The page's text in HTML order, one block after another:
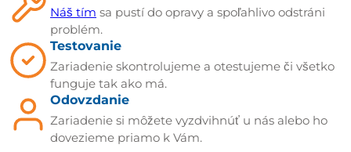
Náš tím sa pustí do opravy a spoľahlivo odstráni
problém.
Testovanie
Zariadenie skontrolujeme a otestujeme či všetko
funguje tak ako má.
Odovzdanie
Zariadenie si môžete vyzdvihnúť u nás alebo ho
dovezieme priamo k Vám.